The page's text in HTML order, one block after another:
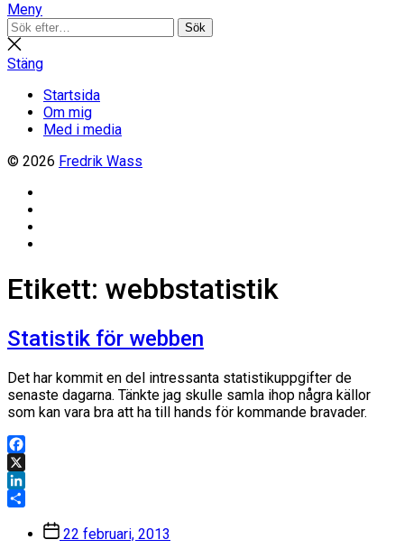
Meny
Sök
efter:
Sök
Stäng
sökning
Stäng
Startsida
Om mig
Med i media
© 2026 Fredrik Wass
Etikett: webbstatistik
Statistik för webben
Det har kommit en del intressanta statistikuppgifter de
senaste dagarna. Tänkte jag skulle samla ihop några källor
som kan vara bra att ha till hands för kommande bravader.
Facebook
X
LinkedIn
Inläggsdatum
22 februari, 2013